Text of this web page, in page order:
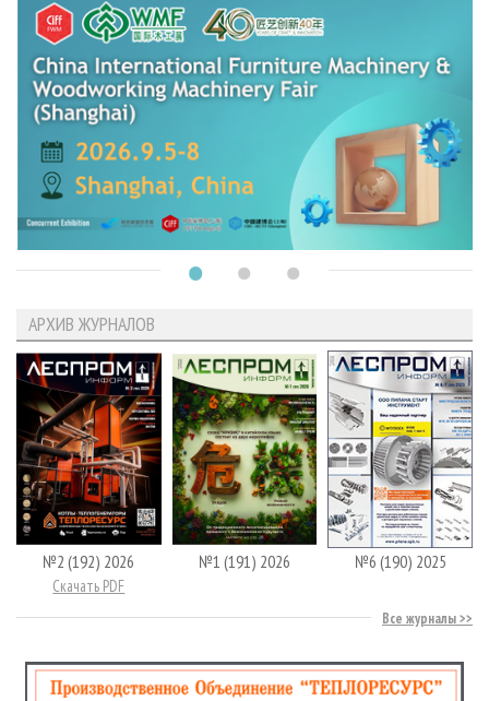
АРХИВ ЖУРНАЛОВ
№2 (192) 2026
Скачать PDF
№1 (191) 2026 №6 (190) 2025
Все журналы